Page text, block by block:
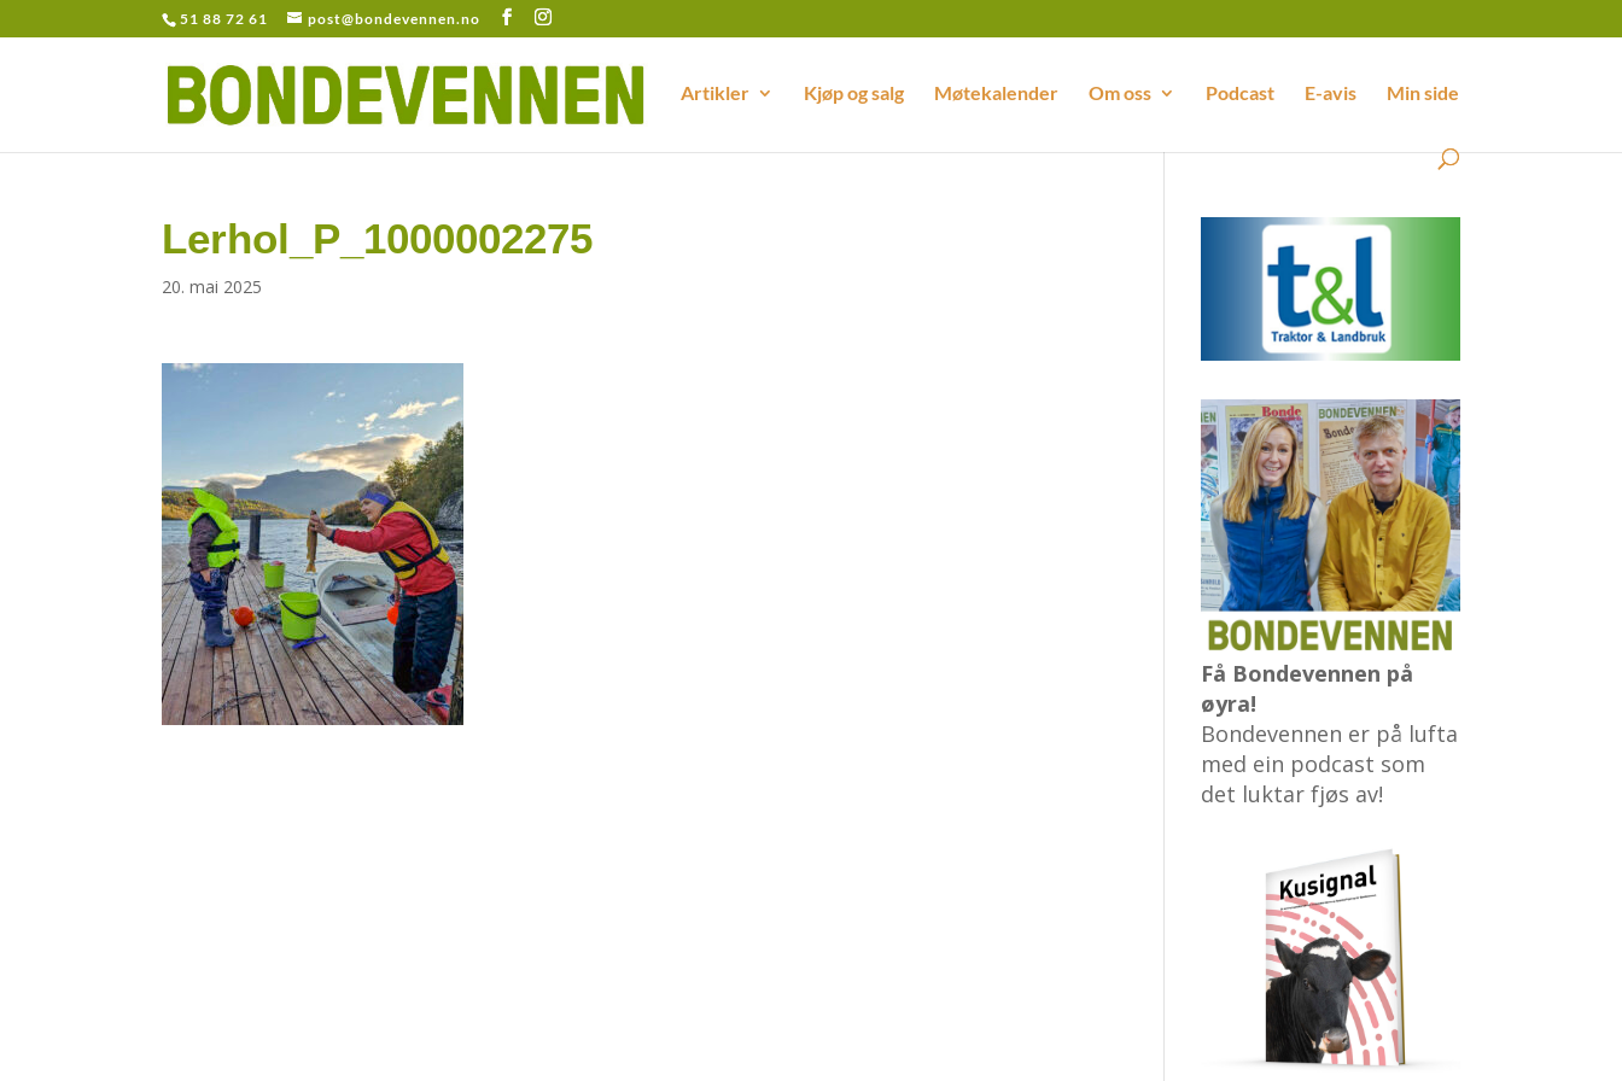
51 88 72 61 post@bondevennen.no
Artikler Kjøp og salg Møtekalender Om oss Podcast E-avis Min side
Lerhol_P_1000002275
20. mai 2025
Få Bondevennen på
øyra!
Bondevennen er på lufta
med ein podcast som
det luktar fjøs av!